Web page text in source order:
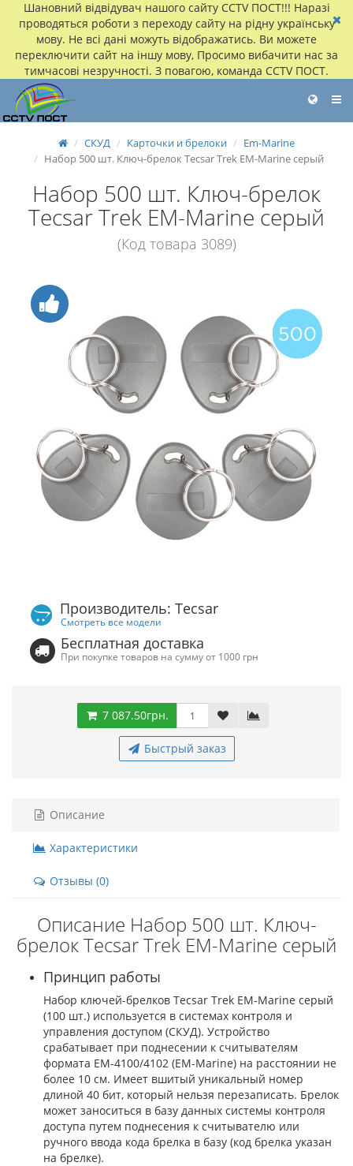
Шановний відвідувач нашого сайту CCTV ПОСТ!!! Наразі
проводяться роботи з переходу сайту на рідну українську
мову. Не всі дані можуть відображатись. Ви можете
переключити сайт на іншу мову, Просимо вибачити нас за
тимчасові незручності. З повагою, команда CCTV ПОСТ.
СКУД Карточки и брелоки
Em-Marine
Набор 500 шт. Ключ-брелок Tecsar Trek EM-Marine серый
Набор 500 шт. Ключ-брелок
Tecsar Trek EM-Marine серый
(Код товара 3089)
Производитель: Tecsar
Смотреть все модели
Бесплатная доставка
При покупке товаров на сумму от 1000 грн
7 087.50грн.
Быстрый заказ
Описание
Характеристики
Отзывы (0)
Описание Набор 500 шт. Ключ-
брелок Tecsar Trek EM-Marine серый
Принцип работы
Набор ключей-брелков Tecsar Trek EM-Marine серый
(100 шт.) используется в системах контроля и
управления доступом (СКУД). Устройство
cрабатывает при поднесении к считывателям
формата EM-4100/4102 (EM-Marine) на расстоянии не
более 10 см. Имеет вшитый уникальный номер
длиной 40 бит, который нельзя перезаписать. Брелок
может заноситься в базу данных системы контроля
доступа путем поднесения к считывателю или
ручного ввода кода брелка в базу (код брелка указан
на брелке).